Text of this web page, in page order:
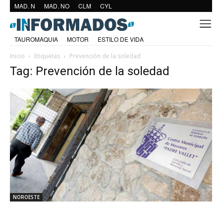
MAD. N MAD. NO CLM CYL
TAUROMAQUIA MOTOR
ESTILO DE VIDA
Inicio
Etiquetas Prevención de la soledad
Tag: Prevención de la soledad
NOROESTE